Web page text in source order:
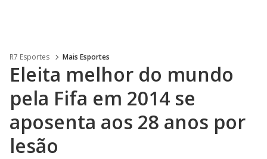
R7 Esportes Mais Esportes
Eleita melhor do mundo
pela Fifa em 2014 se
aposenta aos 28 anos por
lesão